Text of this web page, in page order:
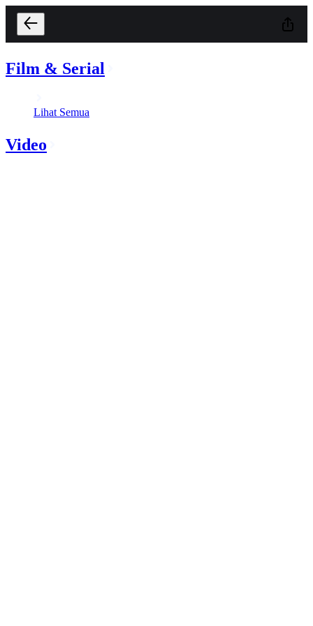
Film & Serial
Lihat Semua
Video